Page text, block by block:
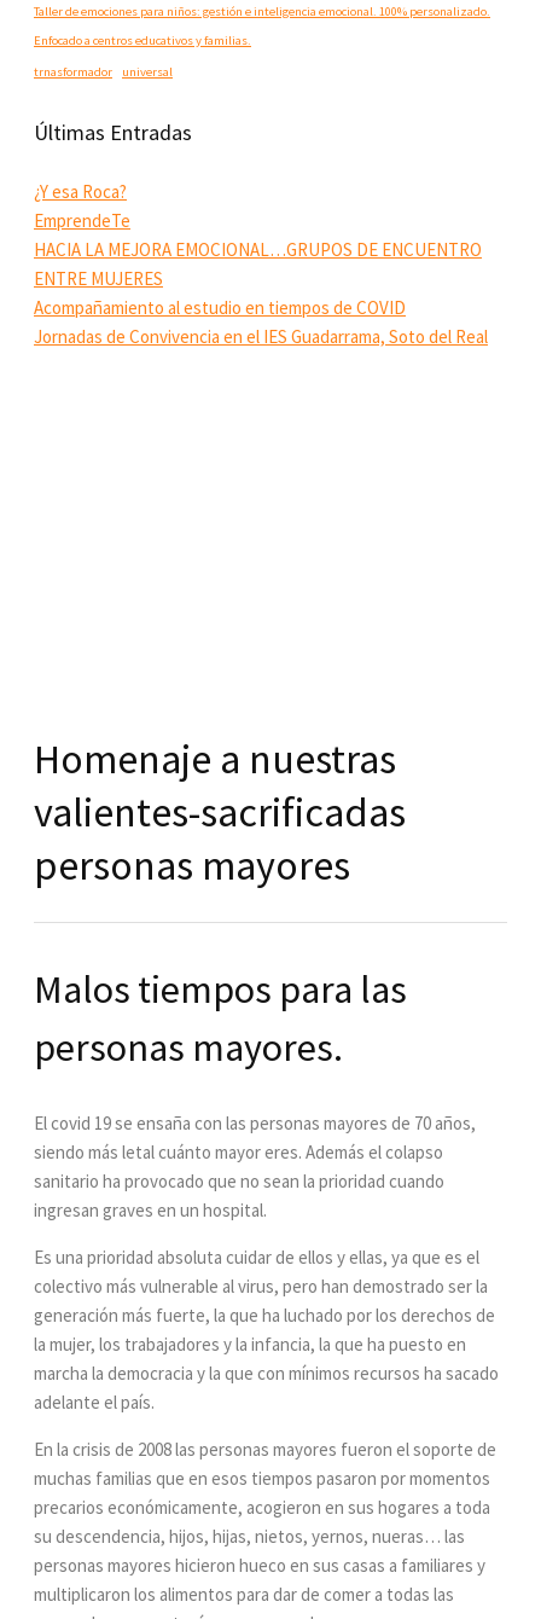
Taller de emociones para niños: gestión e inteligencia emocional. 100% personalizado.
Enfocado a centros educativos y familias.
trnasformador
universal
Últimas Entradas
¿Y esa Roca?
EmprendeTe
HACIA LA MEJORA EMOCIONAL…GRUPOS DE ENCUENTRO
ENTRE MUJERES
Acompañamiento al estudio en tiempos de COVID
Jornadas de Convivencia en el IES Guadarrama, Soto del Real
Homenaje a nuestras
valientes-sacrificadas
personas mayores
Malos tiempos para las
personas mayores.
El covid 19 se ensaña con las personas mayores de 70 años,
siendo más letal cuánto mayor eres. Además el colapso
sanitario ha provocado que no sean la prioridad cuando
ingresan graves en un hospital.
Es una prioridad absoluta cuidar de ellos y ellas, ya que es el
colectivo más vulnerable al virus, pero han demostrado ser la
generación más fuerte, la que ha luchado por los derechos de
la mujer, los trabajadores y la infancia, la que ha puesto en
marcha la democracia y la que con mínimos recursos ha sacado
adelante el país.
En la crisis de 2008 las personas mayores fueron el soporte de
muchas familias que en esos tiempos pasaron por momentos
precarios económicamente, acogieron en sus hogares a toda
su descendencia, hijos, hijas, nietos, yernos, nueras… las
personas mayores hicieron hueco en sus casas a familiares y
multiplicaron los alimentos para dar de comer a todas las